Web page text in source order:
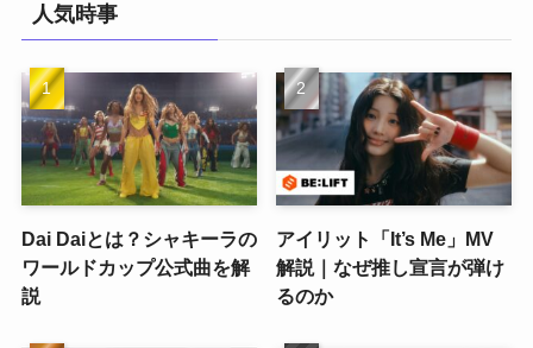
人気時事
Dai Daiとは？シャキーラの
ワールドカップ公式曲を解
説
アイリット「It’s Me」MV
解説｜なぜ推し宣言が弾け
るのか